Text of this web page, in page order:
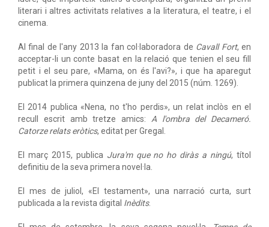
literari i altres activitats relatives a la literatura, el teatre, i el
cinema.
Al final de l'any 2013 la fan col·laboradora de Cavall Fort, en
acceptar-li un conte basat en la relació que tenien el seu fill
petit i el seu pare, «Mama, on és l'avi?», i que ha aparegut
publicat la primera quinzena de juny del 2015 (núm. 1269).
El 2014 publica «Nena, no t'ho perdis», un relat inclòs en el
recull escrit amb tretze amics: A l'ombra del Decameró.
Catorze relats eròtics, editat per Gregal.
El març 2015, publica Jura'm que no ho diràs a ningú, títol
definitiu de la seva primera novel·la.
El mes de juliol, «El testament», una narració curta, surt
publicada a la revista digital Inèdits.